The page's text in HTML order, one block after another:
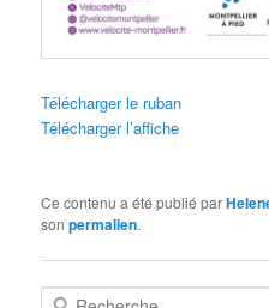
Télécharger le ruban
Télécharger l’affiche
Ce contenu a été publié par
sonpermalien.